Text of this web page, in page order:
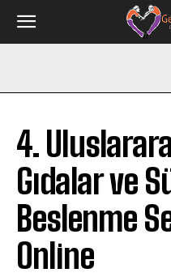
4.
Gıdalar ve
Beslenme
Online